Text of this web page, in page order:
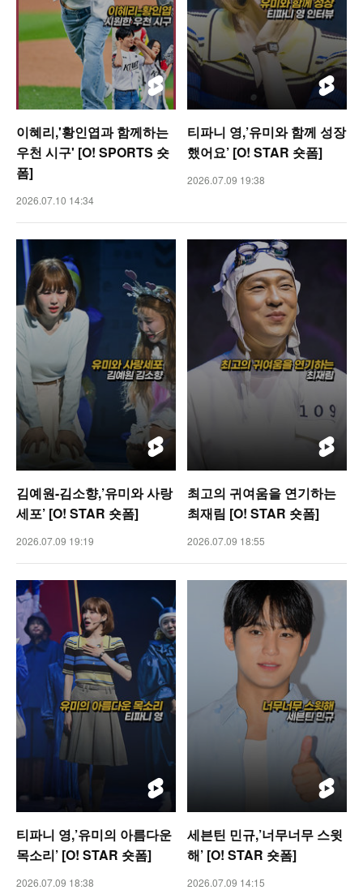
이혜리,'황인엽과 함께하는
우천 시구' [O! SPORTS 숏
폼]
2026.07.10 14:34
티파니 영,’유미와 함께 성장
했어요’ [O! STAR 숏폼]
2026.07.09 19:38
김예원-김소향,’유미와 사랑
세포’ [O! STAR 숏폼]
2026.07.09 19:19
최고의 귀여움을 연기하는
최재림 [O! STAR 숏폼]
2026.07.09 18:55
티파니 영,’유미의 아름다운
목소리’ [O! STAR 숏폼]
2026.07.09 18:38
세븐틴 민규,’너무너무 스윗
해’ [O! STAR 숏폼]
2026.07.09 14:15